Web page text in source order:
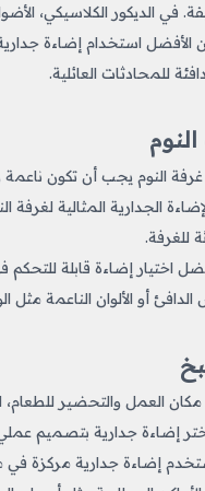
في الديكور الكلاسيكي،
الأفضل استخدام إضاءة
للمحادثات العائلية.
النوم يجب أن تكون ناعمة
الجدارية المثالية
للغرفة.
اختيار إضاءة قابلة
الدافئ أو الألوان الناعمة
العمل والتحضير
إضاءة جدارية بتصميم